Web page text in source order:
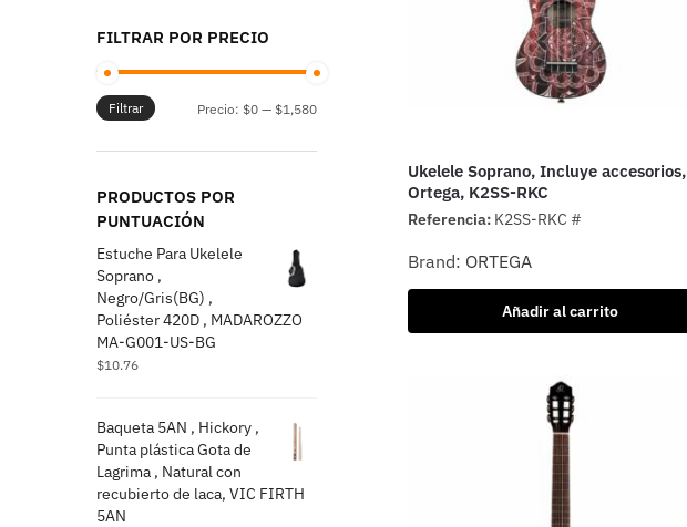
Ukelele Soprano, Incluye accesorios,
Ortega, K2SS-RKC
Referencia: K2SS-RKC #
Brand: ORTEGA
Añadir al carrito
FILTRAR POR PRECIO
Filtrar Precio: $0— $1,580
PRODUCTOS POR
PUNTUACIÓN
Estuche Para Ukelele
Soprano ,
Negro/Gris(BG) ,
Poliéster 420D , MADAROZZO
MA-G001-US-BG
$10.76
Baqueta 5AN , Hickory ,
Punta plástica Gota de
Lagrima , Natural con
recubierto de laca, VIC FIRTH
5AN